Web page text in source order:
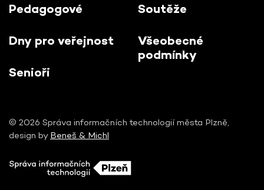
Pedagogové
Dny pro veřejnost
Senioři
Soutěže
Všeobecné
podmínky
© 2026 Správa informačních technologií města Plzně,
design by Beneš & Michl